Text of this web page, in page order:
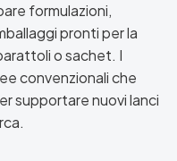
formulazioni,
pronti per la
o sachet. I
convenzionali che
supportare nuovi lanci